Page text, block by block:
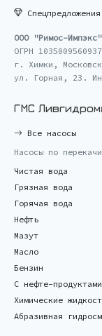
Спецпредложения
ООО "Римос-Импэкс"
ОГРН 1035009560937
г. Химки,
ул. Горная, 23.
ГМС
Все насосы
Насосы по
Чистая вода
Грязная вода
Горячая вода
Нефть
Мазут
Масло
Бензин
С нефте-продуктами
Химические
Абразивная